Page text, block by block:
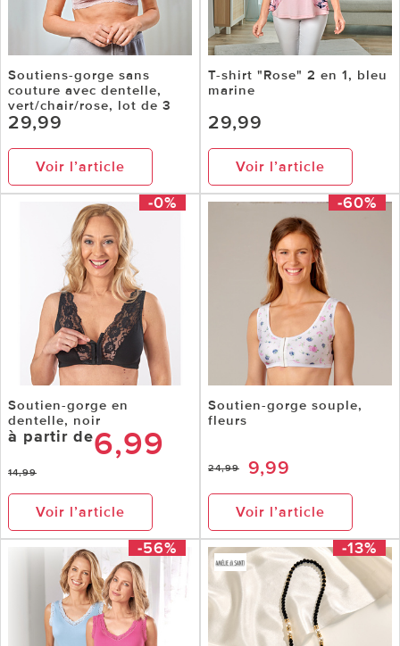
Soutiens-gorge sans
couture avec dentelle,
vert/chair/rose, lot de 3
29,99
Voir l’article
T-shirt "Rose" 2 en 1, bleu
marine
29,99
Voir l’article
-0%
Soutien-gorge en
dentelle, noir
à partir de6,99
14,99
Voir l’article
-60%
Soutien-gorge souple,
fleurs
24,99 9,99
Voir l’article
-56% -13%